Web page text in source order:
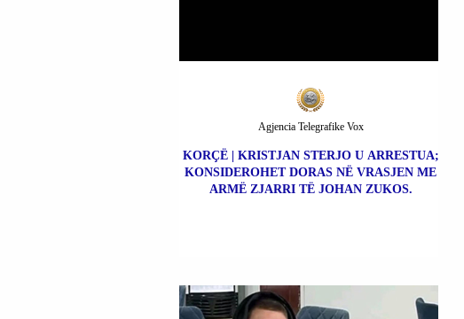
KORÇË | KRISTJAN STERJO U ARRESTUA;
KONSIDEROHET DORAS NË VRASJEN ME
ARMË ZJARRI TË JOHAN ZUKOS.
Agjencia Telegrafike Vox